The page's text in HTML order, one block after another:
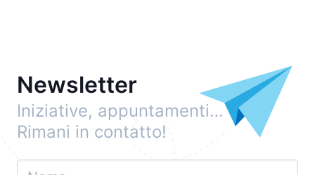
Newsletter
Iniziative, appuntamenti…
Rimani in contatto!